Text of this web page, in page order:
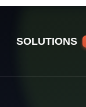
SOLUTIONS